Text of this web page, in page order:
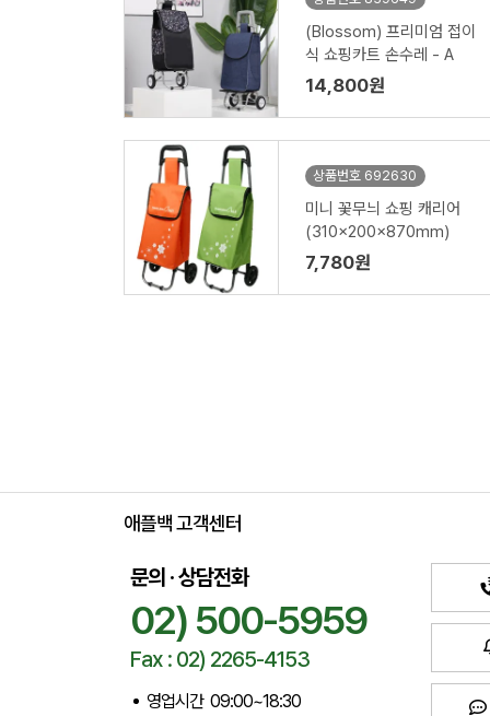
(Blossom) 프리미엄 접이
식 쇼핑카트 손수레 - A
14,800원
상품번호 692630
미니 꽃무늬 쇼핑 캐리어
(310x200x870mm)
7,780원
애플백 고객센터
문의 · 상담전화
02) 500-5959
Fax : 02) 2265-4153
영업시간 09:00~18:30